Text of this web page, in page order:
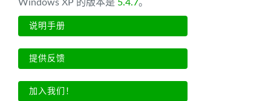
Windows XP 的版本是 5.4.7。
说明手册
提供反馈
加入我们！